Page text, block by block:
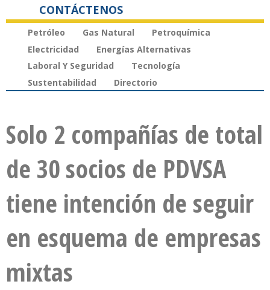
CONTÁCTENOS
Petróleo Gas Natural
Petroquímica
Electricidad
Energías Alternativas
Laboral Y Seguridad
Tecnología
Sustentabilidad
Directorio
Solo 2 compañías de total
de 30 socios de PDVSA
tiene intención de seguir
en esquema de empresas
mixtas